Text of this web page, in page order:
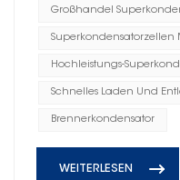
Großhandel
Superkondensatorzellen
Hochleistungs-
Schnelles Laden Und
Brennerkondensator
WEITERLESEN